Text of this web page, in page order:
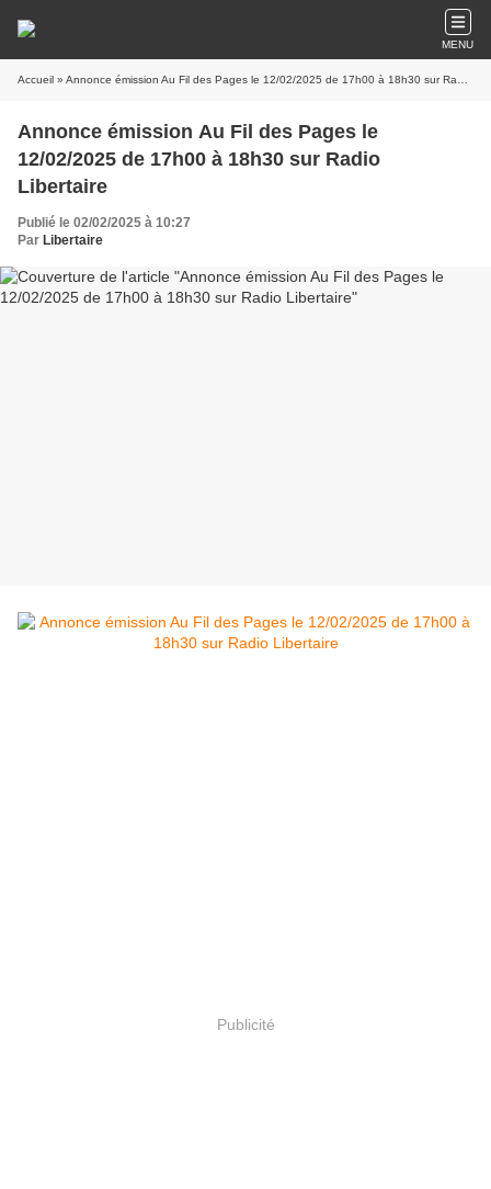
MENU
Accueil » Annonce émission Au Fil des Pages le 12/02/2025 de 17h00 à 18h30 sur Radio Libertaire
Annonce émission Au Fil des Pages le
12/02/2025 de 17h00 à 18h30 sur Radio
Libertaire
Publié le 02/02/2025 à 10:27
Par Libertaire
Publicité